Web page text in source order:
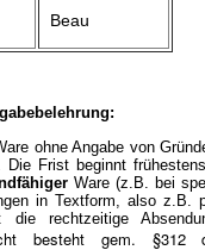
Beau
ohne Angabe von
Die Frist beginnt
Ware (z.B. bei
in Textform, also z.B.
rechtzeitige
besteht gem.